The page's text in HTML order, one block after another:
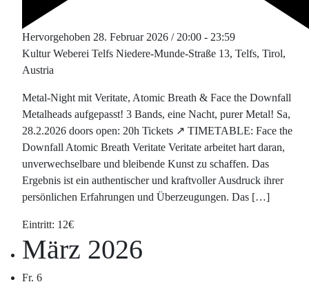
Hervorgehoben 28. Februar 2026 / 20:00 - 23:59
Kultur Weberei Telfs Niedere-Munde-Straße 13, Telfs, Tirol,
Austria
Metal-Night mit Veritate, Atomic Breath & Face the Downfall
Metalheads aufgepasst! 3 Bands, eine Nacht, purer Metal! Sa,
28.2.2026 doors open: 20h Tickets ↗ TIMETABLE: Face the
Downfall Atomic Breath Veritate Veritate arbeitet hart daran,
unverwechselbare und bleibende Kunst zu schaffen. Das
Ergebnis ist ein authentischer und kraftvoller Ausdruck ihrer
persönlichen Erfahrungen und Überzeugungen. Das […]
12€
März 2026
Fr. 6